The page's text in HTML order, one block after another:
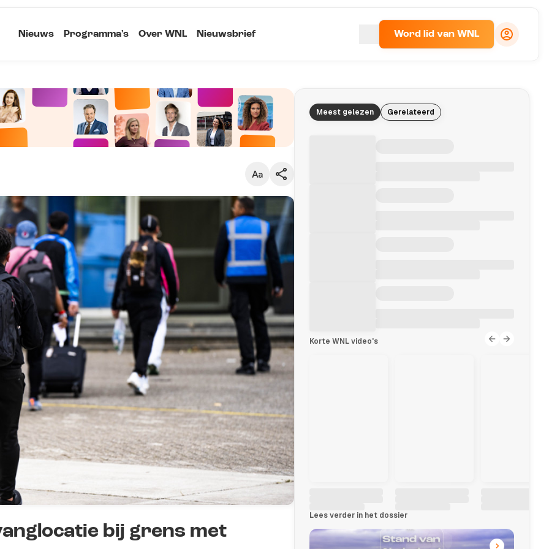
Nieuws Programma's Over WNL Nieuwsbrief Word lid van WNL
Klein
Standaard
Groot
Kopieer link
bij grens met
Meest gelezen Gerelateerd
Korte WNL video's
Lees verder in het dossier